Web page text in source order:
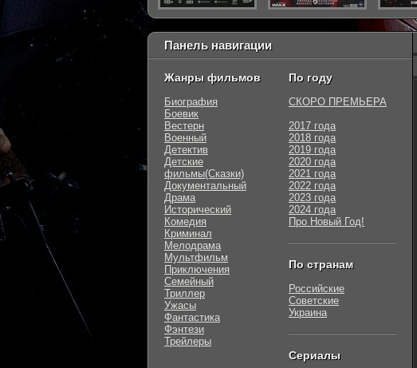
Панель навигации
Жанры фильмов
Биография
Боевик
Вестерн
Военный
Детектив
Детские
фильмы(Сказки)
Документальный
Драма
Исторический
Комедия
Криминал
Мелодрама
Мультфильм
Приключения
Семейный
Триллер
Ужасы
Фантастика
Фэнтези
Трейлеры
По году
СКОРО ПРЕМЬЕРА
2017 года
2018 года
2019 года
2020 года
2021 года
2022 года
2023 года
2024 года
Про Новый Год!
По странам
Российские
Советские
Украина
Сериалы